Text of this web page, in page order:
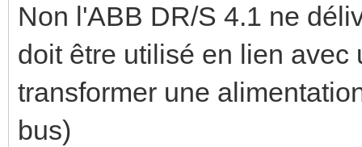
Non l'ABB DR/S 4.1 ne
doit être utilisé en lien
transformer une
bus)